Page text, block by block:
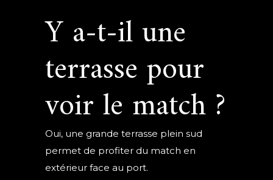
Y a-t-il une
terrasse pour
voir le match ?
Oui, une grande terrasse plein sud
permet de profiter du match en
extérieur face au port.